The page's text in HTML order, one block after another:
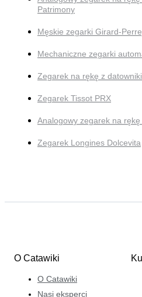
Patrimony
Męskie zegarki Girard-
Mechaniczne zegarki
Zegarek na rękę z
Zegarek Tissot PRX
Analogowy zegarek na rękę
Zegarek Longines Dolcevita
O Catawiki
O Catawiki
Nasi eksperci